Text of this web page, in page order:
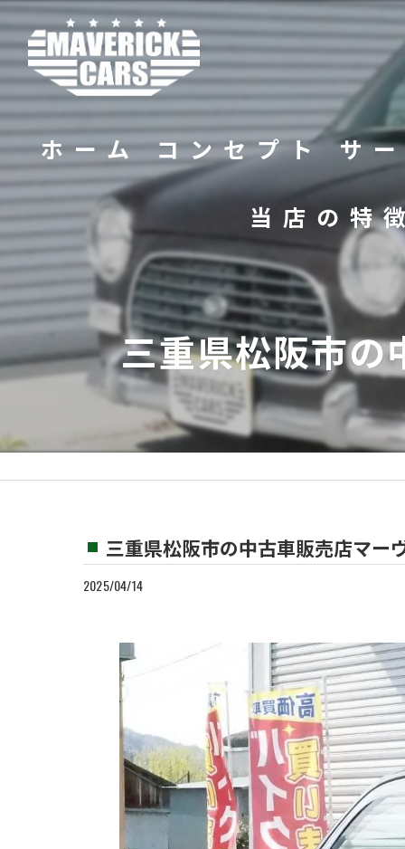
ホーム コンセプト サ
当店の特
バイク
販売
修理
カスタム
三重県松阪市の
三重県松阪市の中古車販売店マー
2025/04/14